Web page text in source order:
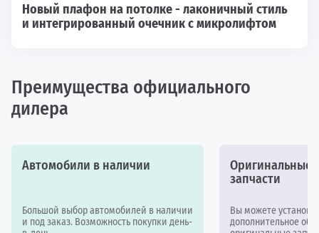
Новый плафон на потолке - лаконичный стиль
и интегрированный очечник с микролифтом
Преимущества официального
дилера
Автомобили в наличии
Большой выбор автомобилей в наличии
и под заказ. Возможность покупки день-
Оригинальные
запчасти
Вы можете
дополнительное